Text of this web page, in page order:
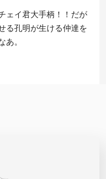
ェイ君大手柄！！だが
る孔明が生ける仲達を
あ。